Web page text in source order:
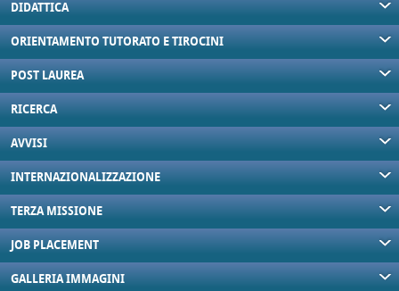
DIDATTICA
ORIENTAMENTO TUTORATO E TIROCINI
POST LAUREA
RICERCA
AVVISI
INTERNAZIONALIZZAZIONE
TERZA MISSIONE
JOB PLACEMENT
GALLERIA IMMAGINI